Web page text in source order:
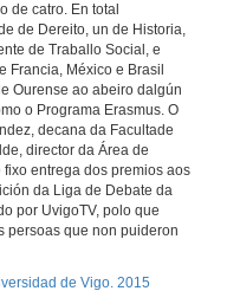
de catro. En total
de Dereito, un de Historia,
de Traballo Social, e
Francia, México e Brasil
Ourense ao abeiro dalgún
o Programa Erasmus. O
decana da Facultade
director da Área de
entrega dos premios aos
da Liga de Debate da
por UvigoTV, polo que
persoas que non puideron
de Vigo. 2015
N.3 Refutación
P.4 Conclusión